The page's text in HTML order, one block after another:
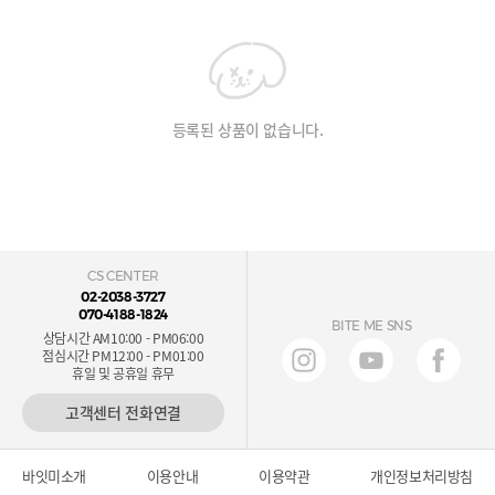
등록된 상품이 없습니다.
CS CENTER
02-2038-3727
070-4188-1824
상담시간 AM10:00 - PM06:00
점심시간 PM12:00 - PM01:00
휴일 및 공휴일 휴무
고객센터 전화연결
BITE ME SNS
바잇미소개 이용안내 이용약관 개인정보처리방침